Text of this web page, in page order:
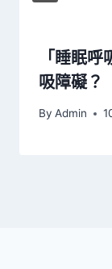
「睡眠
吸障礙？
By Admin